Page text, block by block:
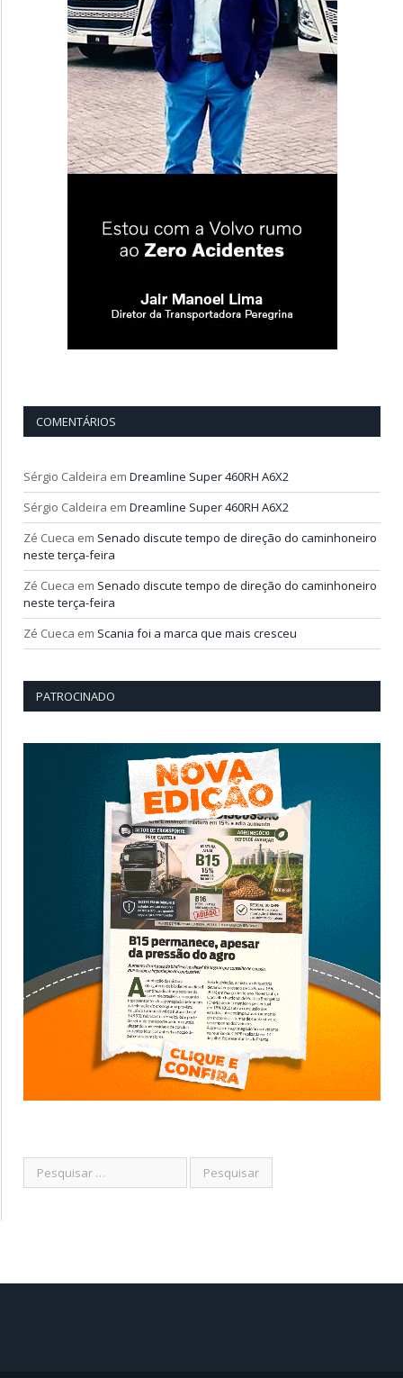
COMENTÁRIOS
Sérgio Caldeira em Dreamline Super 460RH A6X2
Sérgio Caldeira em Dreamline Super 460RH A6X2
Zé Cueca em Senado discute tempo de direção do caminhoneiro
neste terça-feira
Zé Cueca em Senado discute tempo de direção do caminhoneiro
neste terça-feira
Zé Cueca em Scania foi a marca que mais cresceu
PATROCINADO